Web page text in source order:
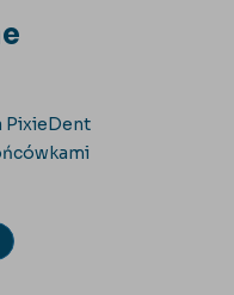
PixieDent